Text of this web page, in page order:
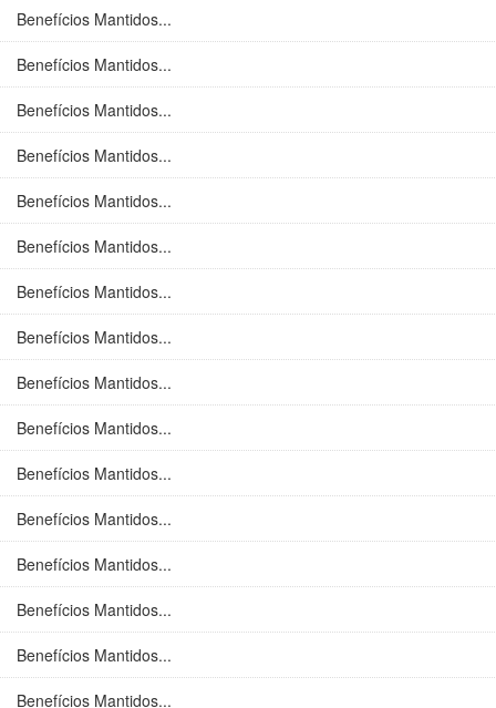
Benefícios Mantidos...
Benefícios Mantidos...
Benefícios Mantidos...
Benefícios Mantidos...
Benefícios Mantidos...
Benefícios Mantidos...
Benefícios Mantidos...
Benefícios Mantidos...
Benefícios Mantidos...
Benefícios Mantidos...
Benefícios Mantidos...
Benefícios Mantidos...
Benefícios Mantidos...
Benefícios Mantidos...
Benefícios Mantidos...
Benefícios Mantidos...